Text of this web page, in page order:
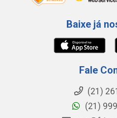
Baixe já
Fale
(21)
(21)